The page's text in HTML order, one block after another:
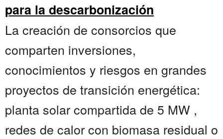
para la descarbonización
La creación de consorcios que
comparten inversiones,
conocimientos y riesgos en grandes
proyectos de transición energética:
planta solar compartida de 5 MW ,
redes de calor con biomasa residual o